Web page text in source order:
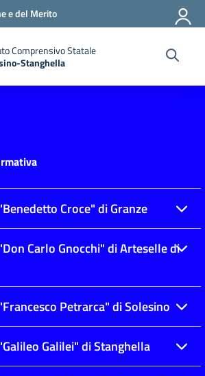
e del Merito
Comprensivo Statale
Stanghella
la pagina iniziale della scuola
Croce" di Granze
Carlo Gnocchi" di Arteselle di
Petrarca" di Solesino
Galilei" di Stanghella